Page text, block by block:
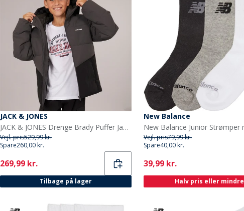
JACK & JONES
JACK & JONES Drenge Brady Puffer Jakke Asfalt
Vejl. pris529,99 kr.
Spare260,00 kr.
Current
269,99 kr.
Tilbage på lager
New Balance
Vejl. pris79,99 kr.
Spare40,00 kr.
Current
39,99 kr.
Halv pris eller mindre